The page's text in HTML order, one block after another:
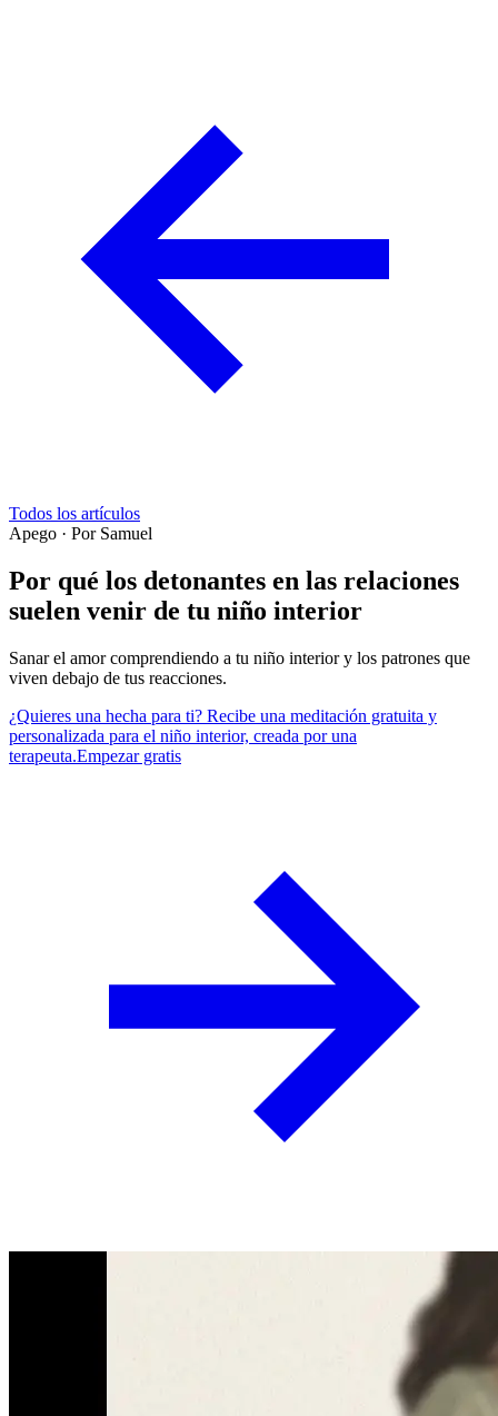
Todos los artículos
Apego · Por Samuel
Por qué los detonantes en las relaciones
suelen venir de tu niño interior
Sanar el amor comprendiendo a tu niño interior y los patrones que
viven debajo de tus reacciones.
¿Quieres una hecha para ti? Recibe una meditación gratuita y
personalizada para el niño interior, creada por una
terapeuta.Empezar gratis